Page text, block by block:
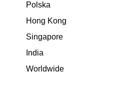
Polska
Hong Kong
Singapore
India
Worldwide